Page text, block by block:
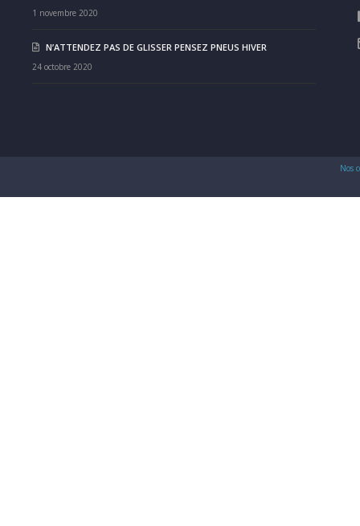
1 novembre 2020
N’ATTENDEZ PAS DE GLISSER PENSEZ PNEUS HIVER
24 octobre 2020
Nos